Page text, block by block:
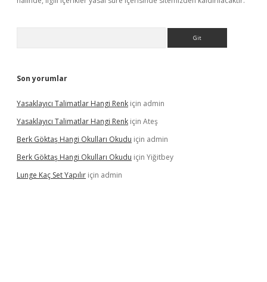
Son yorumlar
Yasaklayıcı Talimatlar Hangi Renk için admin
Yasaklayıcı Talimatlar Hangi Renk için Ateş
Berk Göktaş Hangi Okulları Okudu için admin
Berk Göktaş Hangi Okulları Okudu için Yiğitbey
Lunge Kaç Set Yapılır için admin